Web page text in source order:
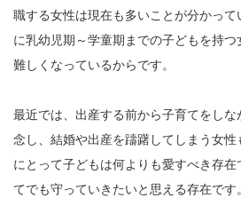
職する女性は現在も多いことが分かっ
に乳幼児期～学童期までの子どもを持
難しくなっているからです。
最近では、出産する前から子育てをし
念し、結婚や出産を躊躇してしまう女
にとって子どもは何よりも愛すべき存
てでも守っていきたいと思える存在で